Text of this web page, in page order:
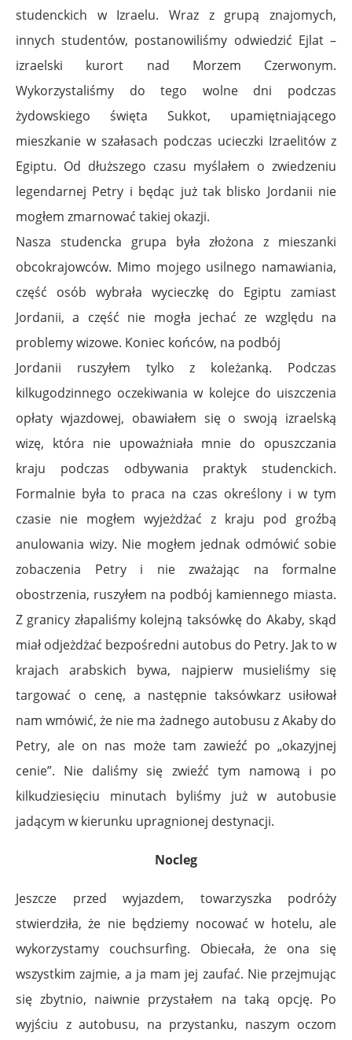
studenckich w Izraelu. Wraz z grupą znajomych,
innych studentów, postanowiliśmy odwiedzić Ejlat –
izraelski kurort nad Morzem Czerwonym.
Wykorzystaliśmy do tego wolne dni podczas
żydowskiego święta Sukkot, upamiętniającego
mieszkanie w szałasach podczas ucieczki Izraelitów z
Egiptu. Od dłuższego czasu myślałem o zwiedzeniu
legendarnej Petry i będąc już tak blisko Jordanii nie
mogłem zmarnować takiej okazji.
Nasza studencka grupa była złożona z mieszanki
obcokrajowców. Mimo mojego usilnego namawiania,
część osób wybrała wycieczkę do Egiptu zamiast
Jordanii, a część nie mogła jechać ze względu na
problemy wizowe. Koniec końców, na podbój
Jordanii ruszyłem tylko z koleżanką. Podczas
kilkugodzinnego oczekiwania w kolejce do uiszczenia
opłaty wjazdowej, obawiałem się o swoją izraelską
wizę, która nie upoważniała mnie do opuszczania
kraju podczas odbywania praktyk studenckich.
Formalnie była to praca na czas określony i w tym
czasie nie mogłem wyjeżdżać z kraju pod groźbą
anulowania wizy. Nie mogłem jednak odmówić sobie
zobaczenia Petry i nie zważając na formalne
obostrzenia, ruszyłem na podbój kamiennego miasta.
Z granicy złapaliśmy kolejną taksówkę do Akaby, skąd
miał odjeżdżać bezpośredni autobus do Petry. Jak to w
krajach arabskich bywa, najpierw musieliśmy się
targować o cenę, a następnie taksówkarz usiłował
nam wmówić, że nie ma żadnego autobusu z Akaby do
Petry, ale on nas może tam zawieźć po „okazyjnej
cenie”. Nie daliśmy się zwieźć tym namową i po
kilkudziesięciu minutach byliśmy już w autobusie
jadącym w kierunku upragnionej destynacji.
Nocleg
Jeszcze przed wyjazdem, towarzyszka podróży
stwierdziła, że nie będziemy nocować w hotelu, ale
wykorzystamy couchsurfing. Obiecała, że ona się
wszystkim zajmie, a ja mam jej zaufać. Nie przejmując
się zbytnio, naiwnie przystałem na taką opcję. Po
wyjściu z autobusu, na przystanku, naszym oczom